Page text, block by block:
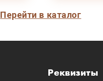
Перейти в каталог
Реквизиты